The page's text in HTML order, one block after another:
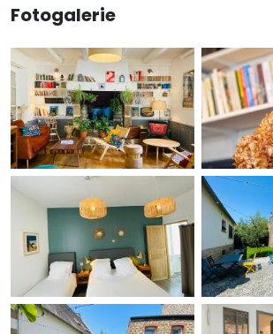
Fotogalerie